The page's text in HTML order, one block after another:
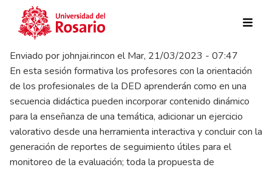
Pasar al contenido principal
Enviado por johnjai.rincon elMar, 21/03/2023 - 07:47
En esta sesión formativa los profesores con la orientación
de los profesionales de la DED aprenderán como en una
secuencia didáctica pueden incorporar contenido dinámico
para la enseñanza de una temática, adicionar un ejercicio
valorativo desde una herramienta interactiva y concluir con la
generación de reportes de seguimiento útiles para el
monitoreo de la evaluación; toda la propuesta de